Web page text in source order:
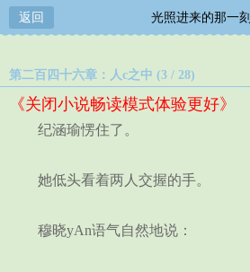
返回 光照进来的那一刻
第二百四十六章：人c之中 (3 / 28)
《关闭小说畅读模式体验更好》
纪涵瑜愣住了。
她低头看着两人交握的手。
穆晓yAn语气自然地说：